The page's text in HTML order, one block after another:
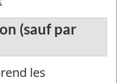
(sauf par
les